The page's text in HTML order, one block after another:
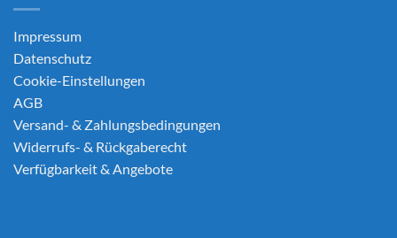
Impressum
Datenschutz
Cookie-Einstellungen
AGB
Versand- & Zahlungsbedingungen
Widerrufs- & Rückgaberecht
Verfügbarkeit & Angebote